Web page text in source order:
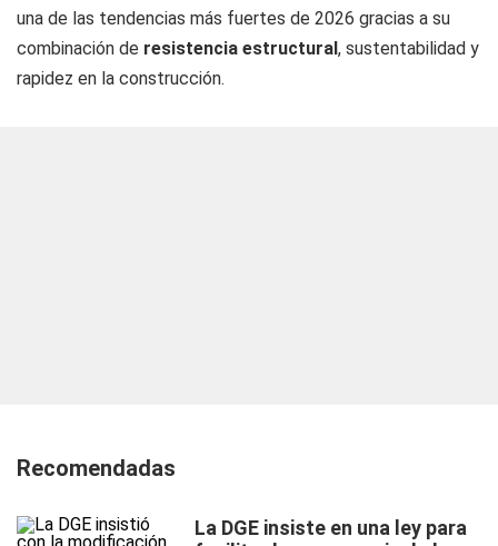
una de las tendencias más fuertes de 2026 gracias a su
combinación de resistencia estructural, sustentabilidad y
rapidez en la construcción.
Recomendadas
La DGE insiste en una ley para